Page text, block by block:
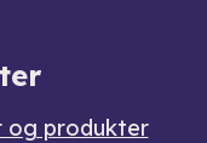
og produkter